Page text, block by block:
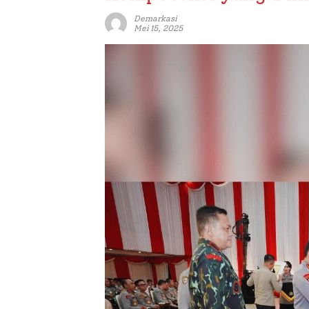
Demarkasi
Mei 15, 2025